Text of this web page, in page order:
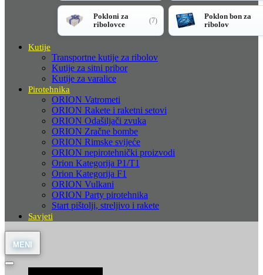
Pokloni za
ribolovce
(7)
Poklon bon za
ribolov
Kutije
Transportne kutije za ribolov
Kutije za sitni pribor
Kutije za varalice
Pirotehnika
ORION Vatrometi
ORION Rakete i raketni setovi
ORION Odašiljači zvuka
ORION Zračne bombe
ORION Rimske svijeće
ORION nepirotehnički proizvodi
Orion Kategorija P1/T1
Orion Kategorija F1
ORION Vulkani
ORION Party pirotehnika
Start pištolji, streljivo i rakete
Savjeti